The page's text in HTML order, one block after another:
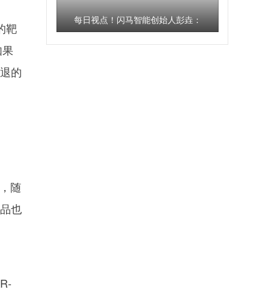
靶
的
随
也
每日视点！闪马智能创始人彭垚：